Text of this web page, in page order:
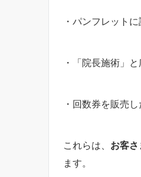
・パンフレット
・「院長施術」
・回数券を販売
これらは、 お客
ます。